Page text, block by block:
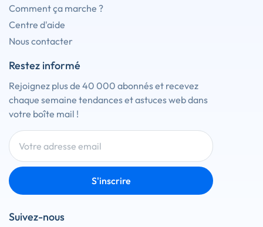
Comment ça marche ?
Centre d'aide
Nous contacter
Restez informé
Rejoignez plus de 40 000 abonnés et recevez
chaque semaine tendances et astuces web dans
votre boîte mail !
S'inscrire
Suivez-nous